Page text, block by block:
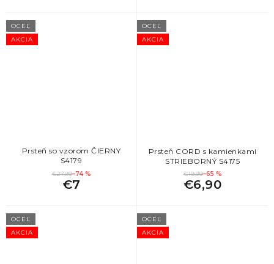
AKCIA
OCEĽ
Prsteň so vzorom ČIERNY
S4179
€27,99–74 %
€7
AKCIA
OCEĽ
Prsteň CORD s kamienkami
STRIEBORNÝ S4175
€19,99–65 %
€6,90
AKCIA
OCEĽ
AKCIA
OCEĽ